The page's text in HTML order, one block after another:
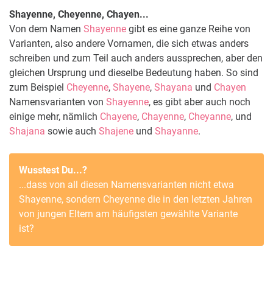
Shayenne, Cheyenne, Chayen...
Von dem Namen Shayenne gibt es eine ganze Reihe von
Varianten, also andere Vornamen, die sich etwas anders
schreiben und zum Teil auch anders aussprechen, aber den
gleichen Ursprung und dieselbe Bedeutung haben. So sind
zum Beispiel Cheyenne, Shayene, Shayana und Chayen
Namensvarianten von Shayenne, es gibt aber auch noch
einige mehr, nämlich Chayene, Chayenne, Cheyanne, und
Shajana sowie auch Shajene und Shayanne.
Wusstest Du...?
...dass von all diesen Namensvarianten nicht etwa
Shayenne, sondern Cheyenne die in den letzten Jahren
von jungen Eltern am häufigsten gewählte Variante
ist?